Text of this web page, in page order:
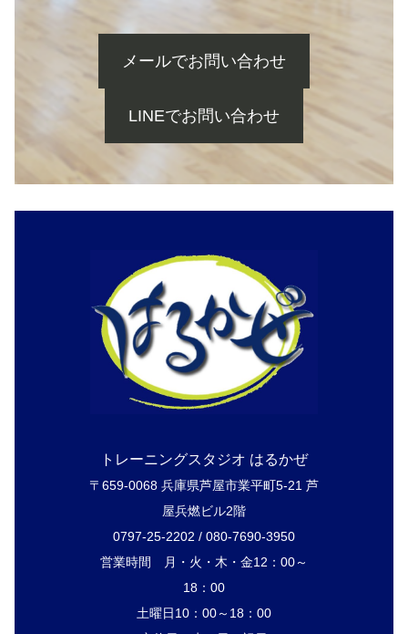
メールでお問い合わせ
LINEでお問い合わせ
トレーニングスタジオ はるかぜ
〒659-0068 兵庫県芦屋市業平町5-21 芦
屋兵燃ビル2階
0797-25-2202 / 080-7690-3950
営業時間 月・火・木・金12：00～
18：00
土曜日10：00～18：00